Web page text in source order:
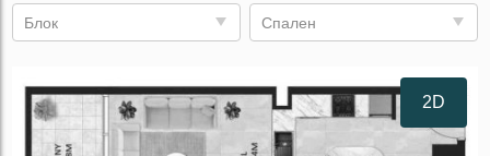
Блок Спален
2D